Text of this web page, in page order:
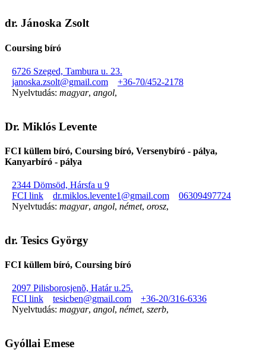
dr. Jánoska Zsolt
Coursing bíró
6726 Szeged, Tambura u. 23.
janoska.zsolt@gmail.com
+36-70/452-2178
Nyelvtudás: magyar, angol,
Dr. Miklós Levente
FCI küllem bíró, Coursing bíró, Versenybíró - pálya,
Kanyarbíró - pálya
2344 Dömsöd, Hársfa u 9
FCI link
dr.miklos.levente1@gmail.com
06309497724
Nyelvtudás: magyar, angol, német, orosz,
dr. Tesics György
FCI küllem bíró, Coursing bíró
2097 Pilisborosjenõ, Határ u.25.
FCI link
tesicben@gmail.com
+36-20/316-6336
Nyelvtudás: magyar, angol, német, szerb,
Gyóllai Emese